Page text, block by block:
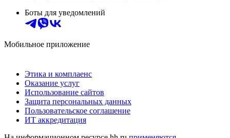
Боты для уведомлений
Мобильное приложение
Этика и комплаенс
Оказание услуг
Использование сайтов
Защита персональных данных
Пользовательское соглашение
ИТ аккредитация